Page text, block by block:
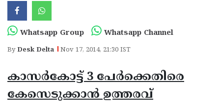
Elections
New-
Year
Republic
Day
Budget
Election
Maha
Shivarathri
International
Whatsapp Group Whatsapp Channel
ByDesk Delta Nov 17, 2014, 21:30 IST
കാസര്‍കോട്ട് 3 പേര്‍ക്കെതിരെ
കേസെടുക്കാന്‍ ഉത്തരവ്